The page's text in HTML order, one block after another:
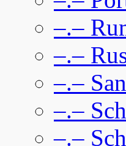
–.–
–.–
–.–
–.–
–.–